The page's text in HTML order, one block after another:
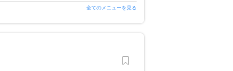
全てのメニューを見る